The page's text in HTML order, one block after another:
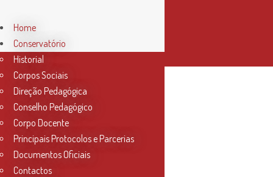
01 Fev
Newsletter
Home
Conservatório
Historial
Corpos Sociais
Direção Pedagógica
Conselho Pedagógico
Corpo Docente
Principais Protocolos e Parcerias
Documentos Oficiais
Contactos